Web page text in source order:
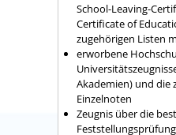
School-Leaving-
Certificate of
zugehörigen Listen
erworbene
Akademien) und die
Einzelnoten
Zeugnis über die